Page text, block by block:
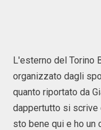
L'esterno del Torino
organizzato dagli
quanto riportato da
dappertutto si scrive
sto bene qui e ho un